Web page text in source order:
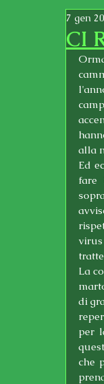
CI
7 gen
alla
Ed
fare
virus
La
di
per
che